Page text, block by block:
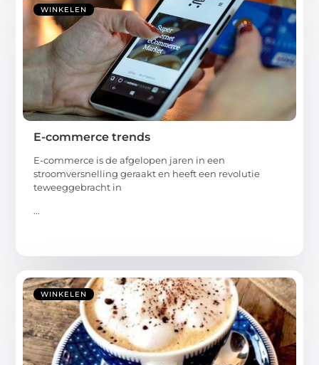
WINKELEN
E-commerce trends
E-commerce is de afgelopen jaren in een
stroomversnelling geraakt en heeft een revolutie
teweeggebracht in
...
WINKELEN